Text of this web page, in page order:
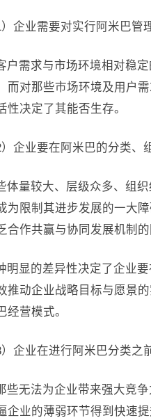
）企业需要对实行阿米巴
户需求与市场环境相对稳
而对那些市场环境及用户
性决定了其能否生存。
）企业要在阿米巴的分类
体量较大、层级众多、组织
为限制其进步发展的一大
合作共赢与协同发展机制的
明显的差异性决定了企业
推动企业战略目标与愿景
经营模式。
）企业在进行阿米巴分类
些无法为企业带来强大竞
企业的薄弱环节得到快速提